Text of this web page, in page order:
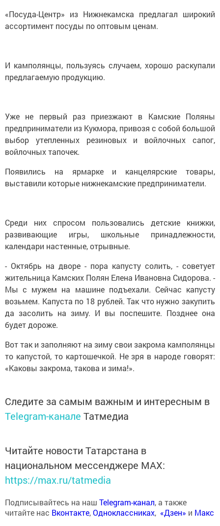
«Посуда-Центр» из Нижнекамска предлагал широкий
ассортимент посуды по оптовым ценам.
И камполянцы, пользуясь случаем, хорошо раскупали
предлагаемую продукцию.
Уже не первый раз приезжают в Камские Поляны
предприниматели из Кукмора, привозя с собой большой
выбор утепленных резиновых и войлочных сапог,
войлочных тапочек.
Появились на ярмарке и канцелярские товары,
выставили которые нижнекамские предприниматели.
Среди них спросом пользовались детские книжки,
развивающие игры, школьные принадлежности,
календари настенные, отрывные.
- Октябрь на дворе - пора капусту солить, - советует
жительница Камских Полян Елена Ивановна Сидорова. -
Мы с мужем на машине подъехали. Сейчас капусту
возьмем. Капуста по 18 рублей. Так что нужно закупить
да засолить на зиму. И вы поспешите. Позднее она
будет дороже.
Вот так и заполняют на зиму свои закрома камполянцы
то капустой, то картошечкой. Не зря в народе говорят:
«Каковы закрома, такова и зима!».
Следите за самым важным и интересным в
Telegram-канале Татмедиа
Читайте новости Татарстана в
национальном мессенджере MАХ:
https://max.ru/tatmedia
Подписывайтесь на наш Telegram-канал, а также
читайте нас Вконтакте,Одноклассниках, «Дзен» и Макс